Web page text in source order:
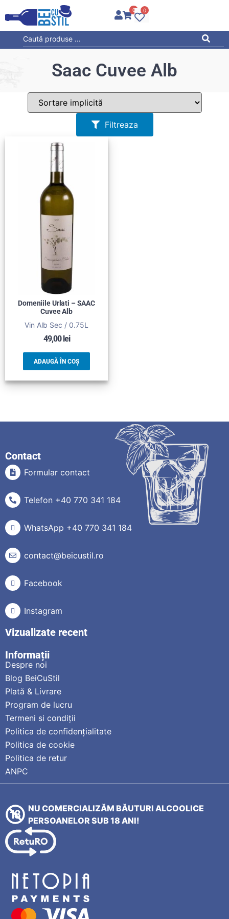
0 0
Saac Cuvee Alb
Filtreaza
Domeniile Urlati – SAAC
Cuvee Alb
Vin Alb Sec / 0.75L
49,00lei
ADAUGĂ ÎN COȘ
Contact
Formular contact
Telefon +40 770 341 184
WhatsApp +40 770 341 184
contact@beicustil.ro
Facebook
Instagram
Vizualizate recent
Informații
Despre noi
Blog BeiCuStil
Plată & Livrare
Program de lucru
Termeni si condiții
Politica de confidențialitate
Politica de cookie
Politica de retur
ANPC
NU COMERCIALIZĂM BĂUTURI ALCOOLICE
PERSOANELOR SUB 18 ANI!